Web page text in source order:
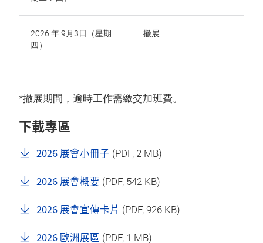
2026 年 9月3日（星期
四）
撤展
*撤展期間，逾時工作需繳交加班費。
下載專區
2026 展會小冊子 (PDF, 2 MB)
2026 展會概要 (PDF, 542 KB)
2026 展會宣傳卡片 (PDF, 926 KB)
2026 歐洲展區 (PDF, 1 MB)